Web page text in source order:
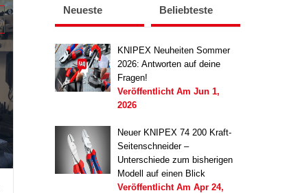
Neueste Beliebteste
KNIPEX Neuheiten Sommer
2026: Antworten auf deine
Fragen!
Veröffentlicht Am Jun 1,
2026
Neuer KNIPEX 74 200 Kraft-
Seitenschneider –
Unterschiede zum bisherigen
Modell auf einen Blick
Veröffentlicht Am Apr 24,